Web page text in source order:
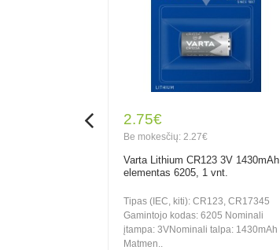
2.75€
Be mokesčių: 2.27€
Varta Lithium CR123 3V 1430mAh
elementas 6205, 1 vnt.
Tipas (IEC, kiti): CR123, CR17345
Gamintojo kodas: 6205 Nominali
įtampa: 3VNominali talpa: 1430mAh
Matmen..